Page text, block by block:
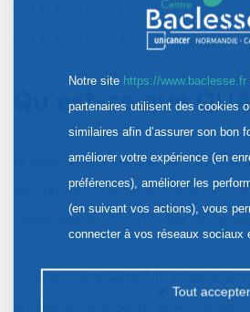
Catalogue en ligne
Qu’est-ce que
Qualiopi est la marque de garantie
prestataires d’actions concourant
compétences, c’est-à-dire des
Mise en place suite à la loi de
Notre site https://www.baclesse.fr
partenaires utilisent des cookies
similaires afin d’assurer son bon
améliorer votre expérience (en
préférences), améliorer les
(en suivant vos actions), vous
connecter à vos réseaux sociaux
la publicité personnalisée sur
Tout accepter